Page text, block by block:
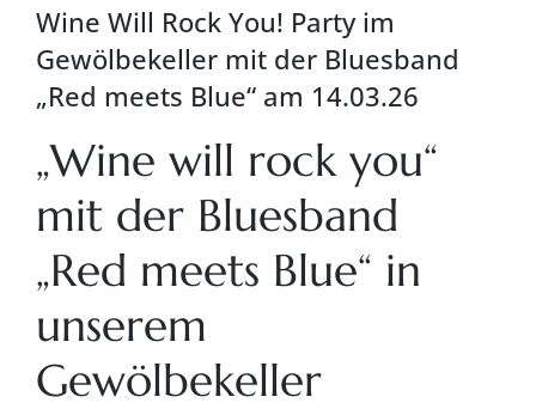
Wine Will Rock You! Party im
Gewölbekeller mit der Bluesband
„Red meets Blue“ am 14.03.26
„Wine will rock you“
mit der Bluesband
„Red meets Blue“ in
unserem
Gewölbekeller